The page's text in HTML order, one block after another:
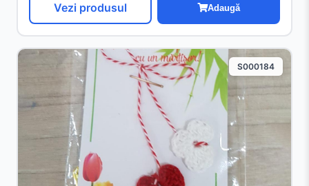
Vezi produsul Adaugă
S000184